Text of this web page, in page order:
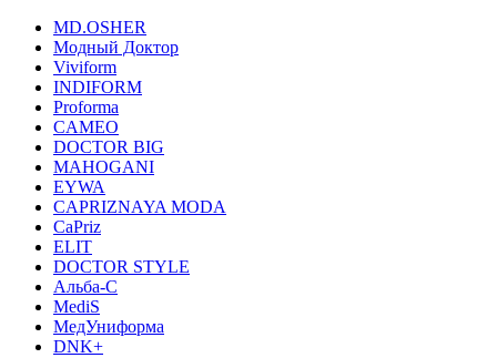
MD.OSHER
Модный Доктор
Viviform
INDIFORM
Proforma
CAMEO
DOCTOR BIG
MAHOGANI
EYWA
CAPRIZNAYA MODA
CaPriz
ELIT
DOCTOR STYLE
Альба-С
MediS
МедУниформа
DNK+